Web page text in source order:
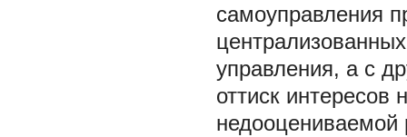
самоуправления
управления, а с
оттиск
недооцениваемой